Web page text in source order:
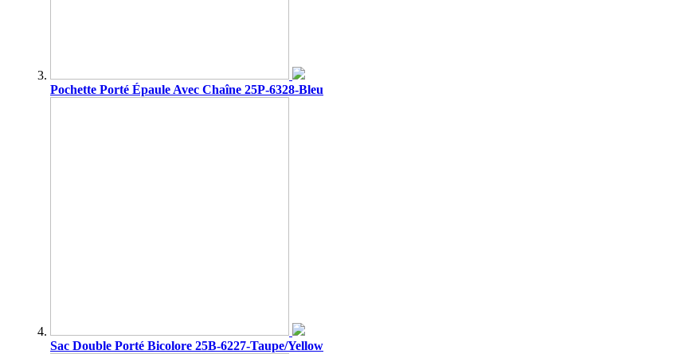
Pochette Porté Épaule Avec Chaîne 25P-6328-Bleu
Sac Double Porté Bicolore 25B-6227-Taupe/Yellow